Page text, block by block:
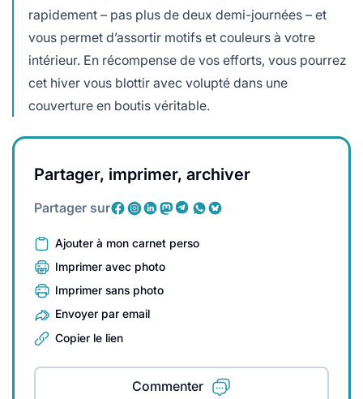
rapidement – pas plus de deux demi-journées – et
vous permet d’assortir motifs et couleurs à votre
intérieur. En récompense de vos efforts, vous pourrez
cet hiver vous blottir avec volupté dans une
couverture en boutis véritable.
Partager, imprimer, archiver
Partager sur
Ajouter à mon carnet perso
Imprimer avec photo
Imprimer sans photo
Envoyer par email
Copier le lien
Commenter